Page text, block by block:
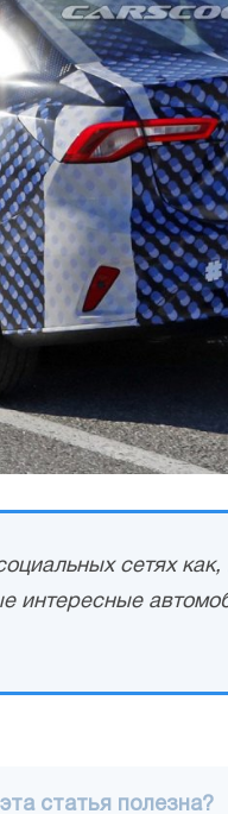
сетях как,
интересные
статья полезна?